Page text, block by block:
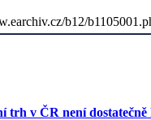
b12/
trh v ČR není